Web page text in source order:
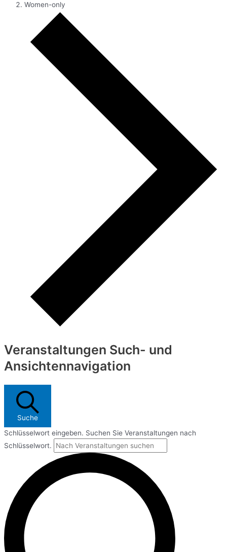
Women-only
Veranstaltungen Such- und
Ansichtennavigation
Suche
Schlüsselwort eingeben. Suchen Sie Veranstaltungen nach
Schlüsselwort.